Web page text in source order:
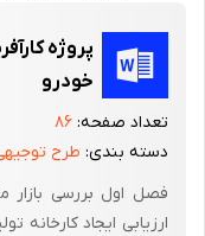
مقدار عدد وتر می باشد
عرض و طول و عمق پی
تحمل خاک محل ساختمان
بوسیله آزمایشات
نموده واز روی آن
ساختمان های کوچک
پروژه
خودرو
تعداد صفحه: ۸۶
دسته بندی: طرح
فصل اول بررسی
ارزیابی ایجاد